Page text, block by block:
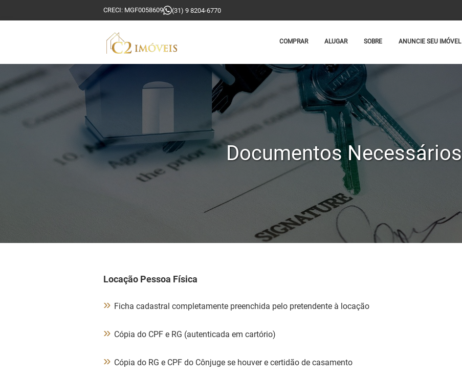
CRECI: MGF0058609 (31) 9 8204-6770
COMPRAR ALUGAR SOBRE ANUNCIE SEU IMÓVEL
Documentos Necessários
Locação Pessoa Física
» Ficha cadastral completamente preenchida pelo pretendente à locação
» Cópia do CPF e RG (autenticada em cartório)
» Cópia do RG e CPF do Cônjuge se houver e certidão de casamento